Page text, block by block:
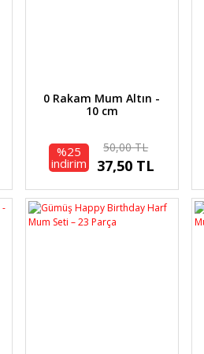
0 Rakam Mum Altın -
10 cm
%25
indirim
50,00 TL
37,50 TL